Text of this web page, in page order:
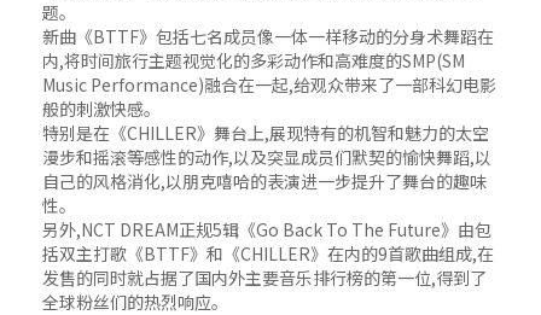
题。
新曲《BTTF》包括七名成员像一体一样移动的分身术舞蹈在
内,将时间旅行主题视觉化的多彩动作和高难度的SMP(SM
Music Performance)融合在一起,给观众带来了一部科幻电影
般的刺激快感。
特别是在《CHILLER》舞台上,展现特有的机智和魅力的太空
漫步和摇滚等感性的动作,以及突显成员们默契的愉快舞蹈,以
自己的风格消化,以朋克嘻哈的表演进一步提升了舞台的趣味
性。
另外,NCT DREAM正规5辑《Go Back To The Future》由包
括双主打歌《BTTF》和《CHILLER》在内的9首歌曲组成,在
发售的同时就占据了国内外主要音乐排行榜的第一位,得到了
全球粉丝们的热烈响应。